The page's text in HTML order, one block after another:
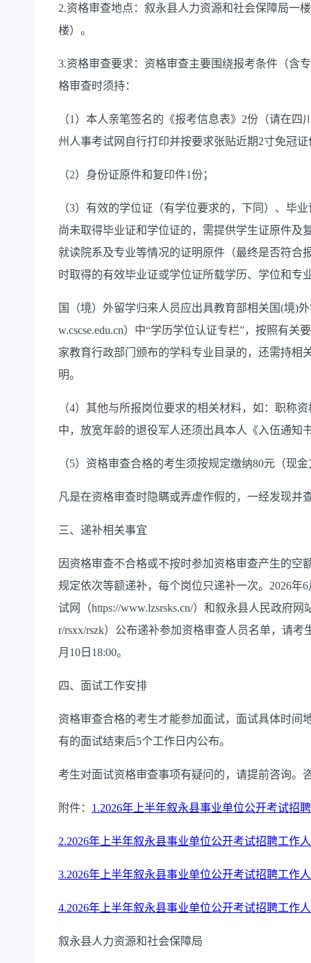
2.资格审查地点：叙永县人力资源和社会保障局一
楼）。
3.资格审查要求：资格审查主要围绕报考条件（含
格审查时须持：
（1）本人亲笔签名的《报考信息表》2份（请在
州人事考试网自行打印并按要求张贴近期2寸免冠
（2）身份证原件和复印件1份；
（3）有效的学位证（有学位要求的，下同）、毕
尚未取得毕业证和学位证的，需提供学生证原件及
就读院系及专业等情况的证明原件（最终是否符合
时取得的有效毕业证或学位证所载学历、学位和专
国（境）外留学归来人员应出具教育部相关国(境)
w.cscse.edu.cn）中“学历学位认证专栏”，按照有
家教育行政部门颁布的学科专业目录的，还需持相
明。
（4）其他与所报岗位要求的相关材料，如：职称
中，放宽年龄的退役军人还须出具本人《入伍通知
（5）资格审查合格的考生须按规定缴纳80元（现
凡是在资格审查时隐瞒或弄虚作假的，一经发现并
三、递补相关事宜
因资格审查不合格或不按时参加资格审查产生的
规定依次等额递补，每个岗位只递补一次。2026
试网（https://www.lzsrsks.cn/）和叙永县人民政府网
r/rsxx/rszk）公布递补参加资格审查人员名单，请
月10日18:00。
四、面试工作安排
资格审查合格的考生才能参加面试，面试具体时间
有的面试结束后5个工作日内公布。
考生对面试资格审查事项有疑问的，请提前咨询。
附件： 1.2026年上半年叙永县事业单位公开考试招
2.2026年上半年叙永县事业单位公开考试招聘工作
3.2026年上半年叙永县事业单位公开考试招聘工作
4.2026年上半年叙永县事业单位公开考试招聘工作
叙永县人力资源和社会保障局